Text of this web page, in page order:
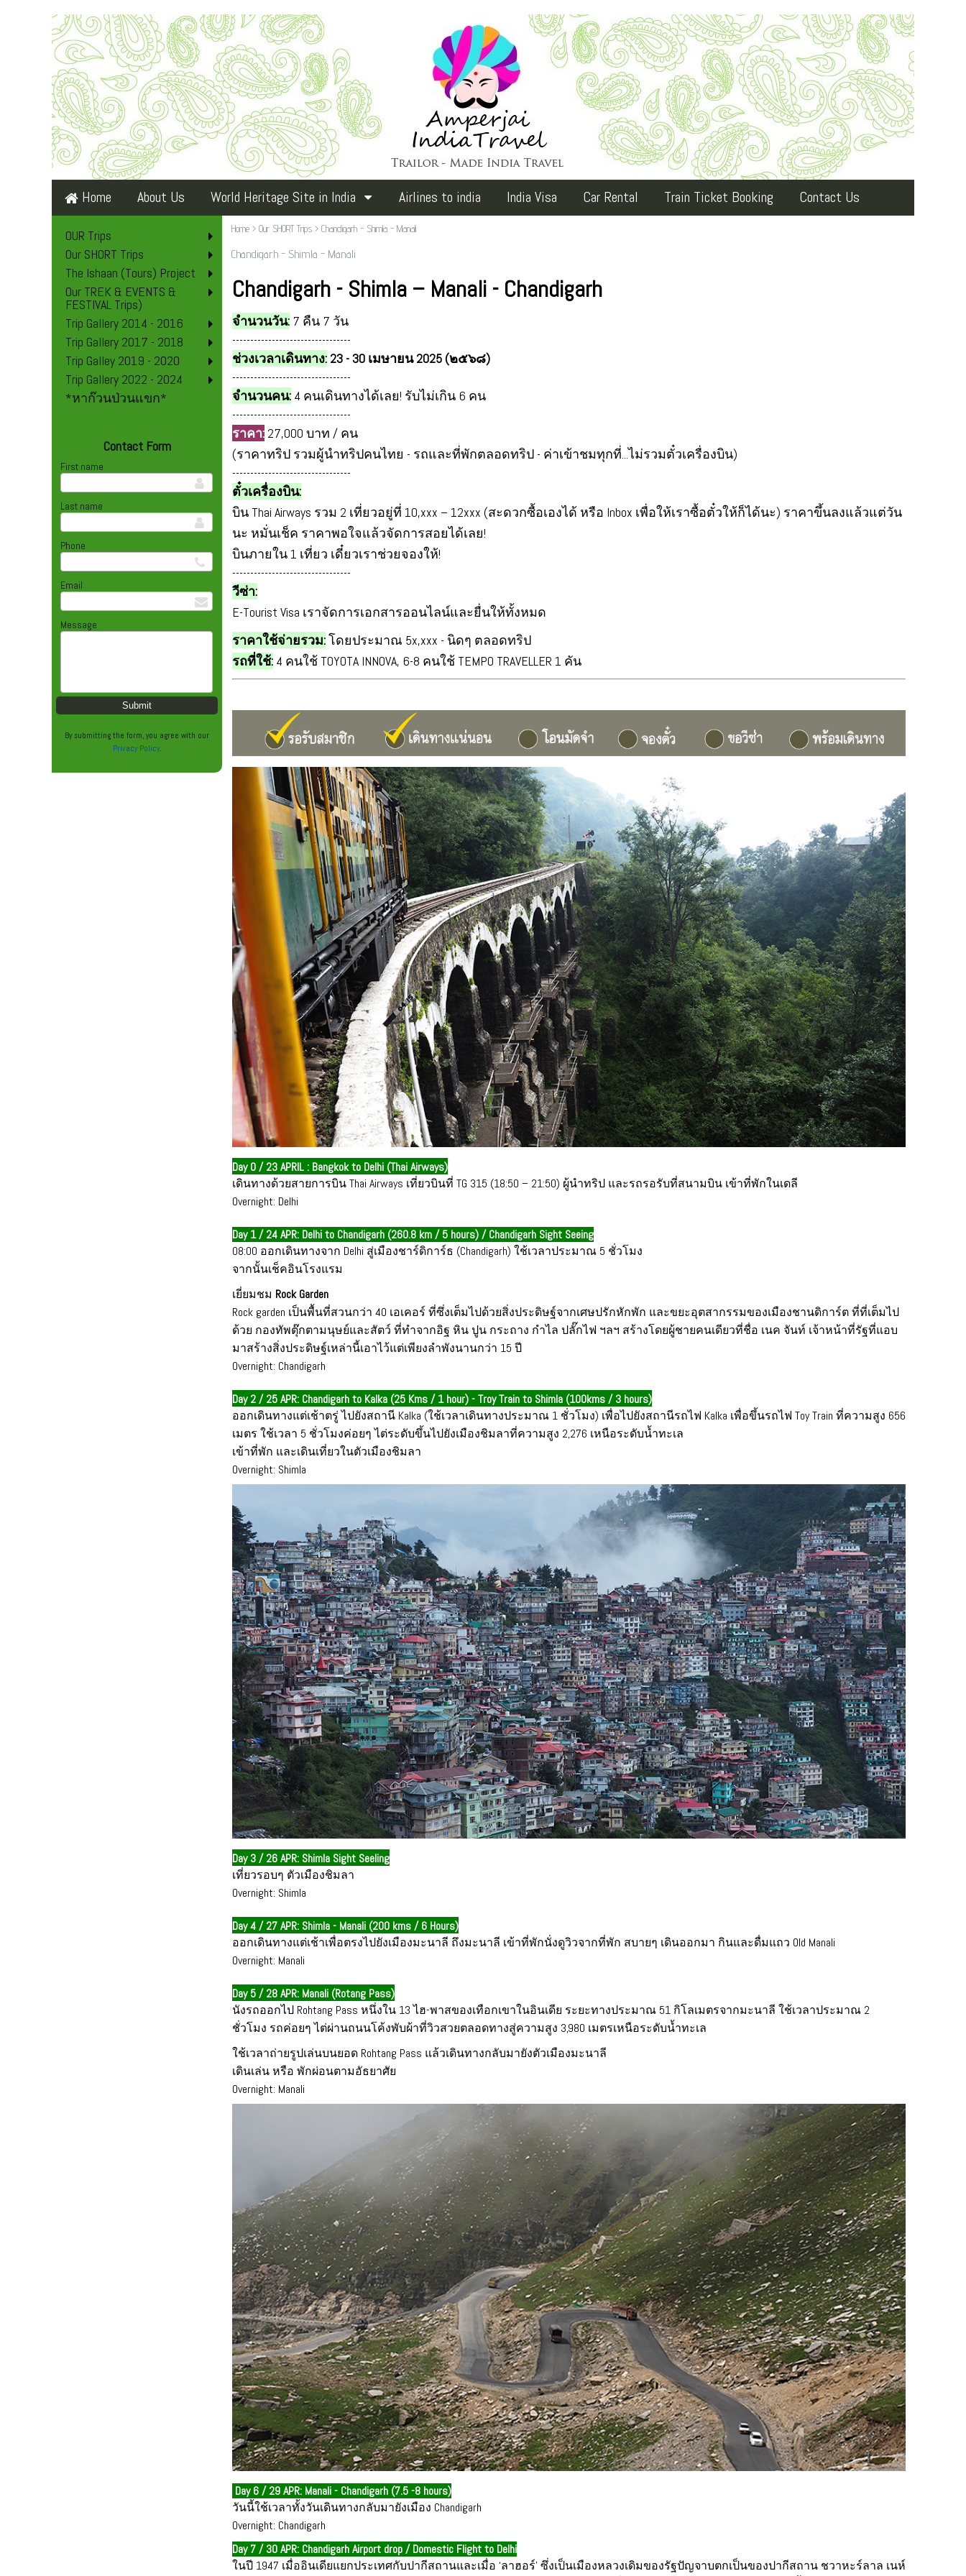
Home About Us World Heritage Site in India Airlines to india India Visa Car Rental Train Ticket Booking Contact Us
OUR Trips
Our SHORT Trips
The Ishaan (Tours) Project
Our TREK & EVENTS &
FESTIVAL Trips)
Trip Gallery 2014 - 2016
Trip Gallery 2017 - 2018
Trip Galley 2019 - 2020
Trip Gallery 2022 - 2024
*หาก๊วนป่วนแขก*
Contact Form
First name
Last name
Phone
Email
Message
By submitting the form, you agree with our
Privacy Policy.
Home> Our SHORT Trips> Chandigarh - Shimla - Manali
Chandigarh - Shimla - Manali
Chandigarh - Shimla – Manali - Chandigarh
จำนวนวัน:7 คืน 7 วัน
---------------------------------
ช่วงเวลาเดินทาง: 23 - 30 เมษายน 2025 (๒๕๖๘)
---------------------------------
จำนวนคน:4 คนเดินทางได้เลย! รับไม่เกิน 6 คน
---------------------------------
ราคา:27,000 บาท / คน
(ราคาทริป รวมผู้นำทริปคนไทย - รถและที่พักตลอดทริป - ค่าเข้าชมทุกที่...ไม่รวมตั๋วเครื่องบิน)
---------------------------------
ตั๋วเครื่องบิน:
บิน Thai Airways รวม 2 เที่ยวอยู่ที่ 10,xxx – 12xxx (สะดวกซื้อเองได้ หรือ Inbox เพื่อให้เราซื้อตั๋วให้ก็ได้นะ) ราคาขึ้นลงแล้วแต่วัน
นะ หมั่นเช็ค ราคาพอใจแล้วจัดการสอยได้เลย!
บินภายใน 1 เที่ยว เดี๋ยวเราช่วยจองให้!
---------------------------------
วีซ่า:
E-Tourist Visa เราจัดการเอกสารออนไลน์และยื่นให้ทั้งหมด
ราคาใช้จ่ายรวม:โดยประมาณ 5x,xxx - นิดๆ ตลอดทริป
รถที่ใช้:4 คนใช้ TOYOTA INNOVA, 6-8 คนใช้ TEMPO TRAVELLER 1 คัน
Day 0 / 23 APRIL : Bangkok to Delhi (Thai Airways)
เดินทางด้วยสายการบิน Thai Airways เที่ยวบินที่ TG 315 (18:50 – 21:50) ผู้นำทริป และรถรอรับที่สนามบิน เข้าที่พักในเดลี
Overnight: Delhi
Day 1 / 24 APR: Delhi to Chandigarh (260.8 km / 5 hours) / Chandigarh Sight Seeing
08:00 ออกเดินทางจาก Delhi สู่เมืองชาร์ดิการ์ธ (Chandigarh) ใช้เวลาประมาณ 5 ชั่วโมง
จากนั้นเช็คอินโรงแรม
เยี่ยมชม Rock Garden
Rock garden เป็นพื้นที่สวนกว่า 40 เอเคอร์ ที่ซึ่งเต็มไปด้วยสิ่งประดิษฐ์จากเศษปรักหักพัก และขยะอุตสากรรมของเมืองชานดิการ์ต ที่ที่เต็มไป
ด้วย กองทัพตุ๊กตามนุษย์และสัตว์ ที่ทำจากอิฐ หิน ปูน กระถาง กำไล ปลั๊กไฟ ฯลฯ สร้างโดยผู้ชายคนเดียวที่ชื่อ เนค จันท์ เจ้าหน้าที่รัฐที่แอบ
มาสร้างสิ่งประดิษฐ์เหล่านี้เอาไว้แต่เพียงลำพังนานกว่า 15 ปี
Overnight: Chandigarh
Day 2 / 25 APR: Chandigarh to Kalka (25 Kms / 1 hour) - Troy Train to Shimla (100kms / 3 hours)
ออกเดินทางแต่เช้าตรู่ ไปยังสถานี Kalka (ใช้เวลาเดินทางประมาณ 1 ชั่วโมง) เพื่อไปยังสถานีรถไฟ Kalka เพื่อขึ้นรถไฟ Toy Train ที่ความสูง 656
เมตร ใช้เวลา 5 ชั่วโมงค่อยๆ ไต่ระดับขึ้นไปยังเมืองชิมลาที่ความสูง 2,276 เหนือระดับน้ำทะเล
เข้าที่พัก และเดินเที่ยวในตัวเมืองชิมลา
Overnight: Shimla
Day 3 / 26 APR: Shimla Sight Seeling
เที่ยวรอบๆ ตัวเมืองชิมลา
Overnight: Shimla
Day 4 / 27 APR: Shimla - Manali (200 kms / 6 Hours)
ออกเดินทางแต่เช้าเพื่อตรงไปยังเมืองมะนาลี ถึงมะนาลี เข้าที่พักนั่งดูวิวจากที่พัก สบายๆ เดินออกมา กินและดื่มแถว Old Manali
Overnight: Manali
Day 5 / 28 APR: Manali (Rotang Pass)
นังรถออกไป Rohtang Pass หนึ่งใน 13 ไฮ-พาสของเทือกเขาในอินเดีย ระยะทางประมาณ 51 กิโลเมตรจากมะนาลี ใช้เวลาประมาณ 2
ชั่วโมง รถค่อยๆ ไต่ผ่านถนนโค้งพับผ้าที่วิวสวยตลอดทางสู่ความสูง 3,980 เมตรเหนือระดับน้ำทะเล
ใช้เวลาถ่ายรูปเล่นบนยอด Rohtang Pass แล้วเดินทางกลับมายังตัวเมืองมะนาลี
เดินเล่น หรือ พักผ่อนตามอัธยาศัย
Overnight: Manali
Day 6 / 29 APR: Manali - Chandigarh (7.5 -8 hours)
วันนี้ใช้เวลาทั้งวันเดินทางกลับมายังเมือง Chandigarh
Overnight: Chandigarh
Day 7 / 30 APR: Chandigarh Airport drop / Domestic Flight to Delhi
ในปี 1947 เมื่ออินเดียแยกประเทศกับปากีสถานและเมื่อ ‘ลาฮอร์’ ซึ่งเป็นเมืองหลวงเดิมของรัฐปัญจาบตกเป็นของปากีสถาน ชวาหะร์ลาล เนห์